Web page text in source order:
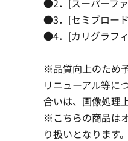
●2．[スーパーフ
●3．[セミブロー
●4．[カリグラフ
※品質向上のため
リニューアル等に
合いは、画像処理
※こちらの商品は
り扱いとなります。